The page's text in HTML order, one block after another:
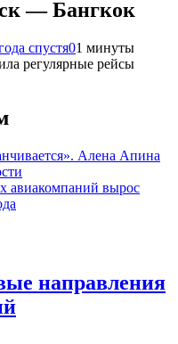
— Бангкок
спустя01 минуты
регулярные рейсы
Алена Апина
авиакомпаний вырос
направления